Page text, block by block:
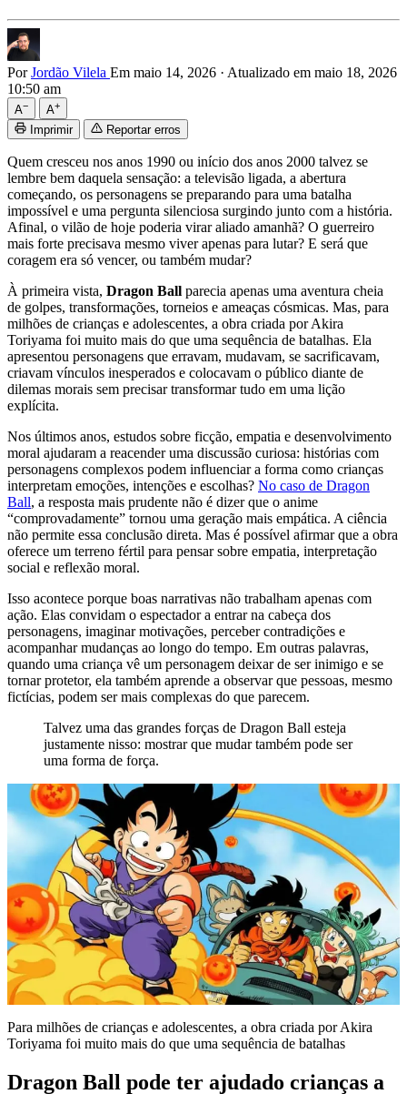
PorJordão Vilela Em maio 14, 2026 · Atualizado em maio 18, 2026
10:50 am
A− A+
Imprimir Reportar erros
Quem cresceu nos anos 1990 ou início dos anos 2000 talvez se
lembre bem daquela sensação: a televisão ligada, a abertura
começando, os personagens se preparando para uma batalha
impossível e uma pergunta silenciosa surgindo junto com a história.
Afinal, o vilão de hoje poderia virar aliado amanhã? O guerreiro
mais forte precisava mesmo viver apenas para lutar? E será que
coragem era só vencer, ou também mudar?
À primeira vista, Dragon Ball parecia apenas uma aventura cheia
de golpes, transformações, torneios e ameaças cósmicas. Mas, para
milhões de crianças e adolescentes, a obra criada por Akira
Toriyama foi muito mais do que uma sequência de batalhas. Ela
apresentou personagens que erravam, mudavam, se sacrificavam,
criavam vínculos inesperados e colocavam o público diante de
dilemas morais sem precisar transformar tudo em uma lição
explícita.
Nos últimos anos, estudos sobre ficção, empatia e desenvolvimento
moral ajudaram a reacender uma discussão curiosa: histórias com
personagens complexos podem influenciar a forma como crianças
interpretam emoções, intenções e escolhas? No caso de Dragon
Ball, a resposta mais prudente não é dizer que o anime
“comprovadamente” tornou uma geração mais empática. A ciência
não permite essa conclusão direta. Mas é possível afirmar que a obra
oferece um terreno fértil para pensar sobre empatia, interpretação
social e reflexão moral.
Isso acontece porque boas narrativas não trabalham apenas com
ação. Elas convidam o espectador a entrar na cabeça dos
personagens, imaginar motivações, perceber contradições e
acompanhar mudanças ao longo do tempo. Em outras palavras,
quando uma criança vê um personagem deixar de ser inimigo e se
tornar protetor, ela também aprende a observar que pessoas, mesmo
fictícias, podem ser mais complexas do que parecem.
Talvez uma das grandes forças de Dragon Ball esteja
justamente nisso: mostrar que mudar também pode ser
uma forma de força.
Para milhões de crianças e adolescentes, a obra criada por Akira
Toriyama foi muito mais do que uma sequência de batalhas
Dragon Ball pode ter ajudado crianças a